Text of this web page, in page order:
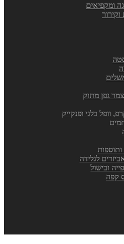
ומקפיאים
גפן מתוק
וופל בלגי ופנקייק
לגלידה
ובישול
קפה